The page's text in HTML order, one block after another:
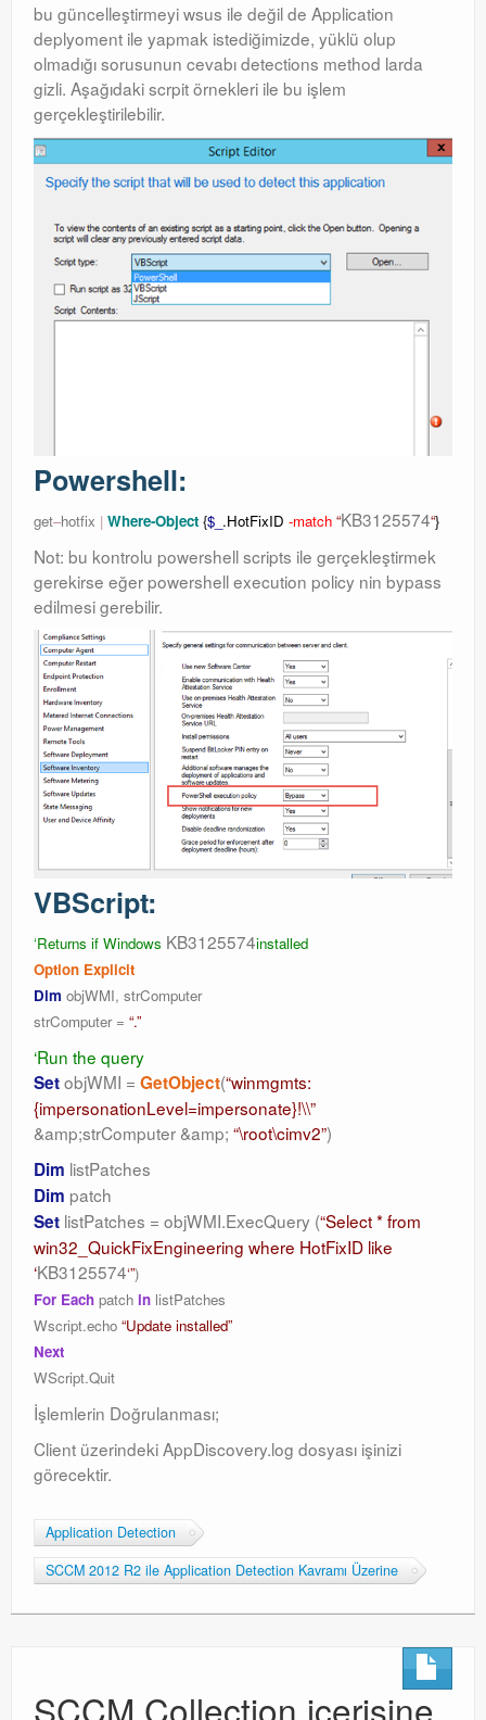
bu güncelleştirmeyi wsus ile değil de Application
deplyoment ile yapmak istediğimizde, yüklü olup
olmadığı sorusunun cevabı detections method larda
gizli. Aşağıdaki scrpit örnekleri ile bu işlem
gerçekleştirilebilir.
Powershell:
get–hotfix | Where-Object {$_ .HotFixID -match “KB3125574“}
Not: bu kontrolu powershell scripts ile gerçekleştirmek
gerekirse eğer powershell execution policy nin bypass
edilmesi gerebilir.
VBScript:
‘Returns if Windows KB3125574installed
Option Explicit
Dim objWMI, strComputer
strComputer = “.”
‘Run the query
SetobjWMI = GetObject(“winmgmts:
{impersonationLevel=impersonate}!\\”
&amp;strComputer &amp; “\root\cimv2”)
Dim listPatches
Dim patch
Set listPatches = objWMI.ExecQuery (“Select * from
win32_QuickFixEngineering where HotFixID like
‘KB3125574‘”)
For Each patch in listPatches
Wscript.echo “Update installed”
Next
WScript.Quit
İşlemlerin Doğrulanması;
Client üzerindeki AppDiscovery.log dosyası işinizi
görecektir.
Application Detection
SCCM 2012 R2 ile Application Detection Kavramı Üzerine
SCCM Collection içerisine